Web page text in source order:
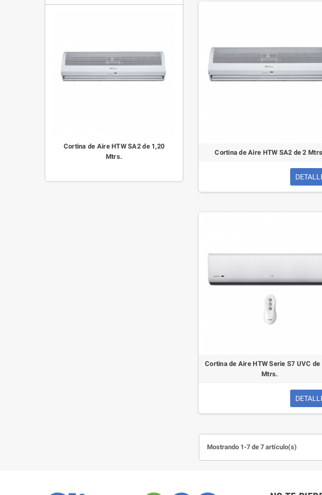
Cortina de Aire HTW SA2 de 1,20
Mtrs.
Cortina de Aire HTW SA2 de 2
Cortina de Aire HTW Serie S7 UVC de
Mtrs.
Mostrando 1-7 de 7 artículo(s)